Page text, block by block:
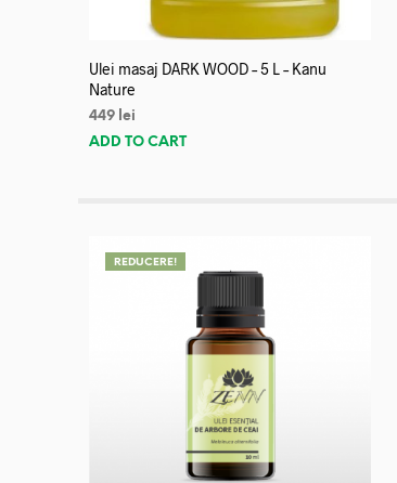
Ulei masaj DARK WOOD – 5 L – Kanu
Nature
449 lei
ADD TO CART
REDUCERE!